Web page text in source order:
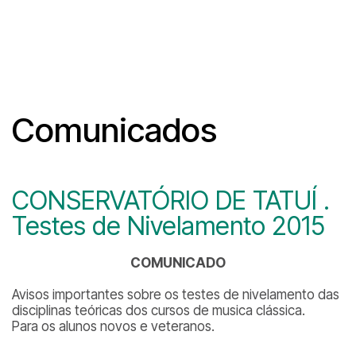
Comunicados
CONSERVATÓRIO DE TATUÍ .
Testes de Nivelamento 2015
COMUNICADO
Avisos importantes sobre os testes de nivelamento das
disciplinas teóricas dos cursos de musica clássica.
Para os alunos novos e veteranos.